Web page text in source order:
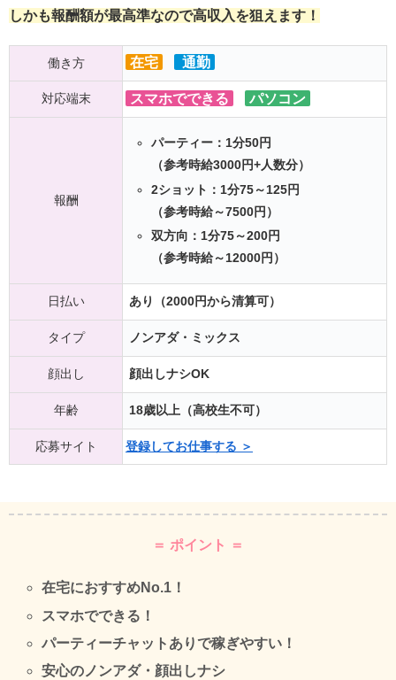
しかも報酬額が最高準なので高収入を狙えます！
働き方 在宅 通勤
対応端末 スマホでできる パソコン
報酬
パーティー：1分50円
（参考時給3000円+人数分）
2ショット：1分75～125円
（参考時給～7500円）
双方向：1分75～200円
（参考時給～12000円）
日払い あり（2000円から清算可）
タイプ ノンアダ・ミックス
顔出し 顔出しナシOK
年齢 18歳以上（高校生不可）
応募サイト 登録してお仕事する ＞
＝ ポイント ＝
在宅におすすめNo.1！
スマホでできる！
パーティーチャットありで稼ぎやすい！
安心のノンアダ・顔出しナシ